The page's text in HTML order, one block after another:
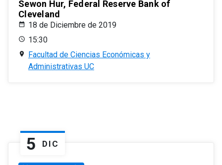
Sewon Hur, Federal Reserve Bank of
Cleveland
18 de Diciembre de 2019
15:30
Facultad de Ciencias Económicas y
Administrativas UC
5 DIC